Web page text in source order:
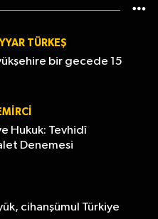
TÜRKEŞ
bir gecede 15
Hukuk: Tevhidî
Denemesi
cihanşümul Türkiye